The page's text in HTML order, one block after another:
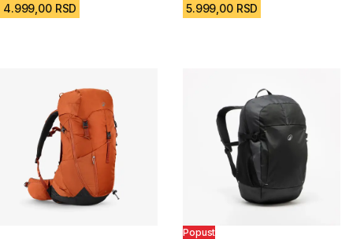
4.999,00 RSD 5.999,00 RSD
Popust